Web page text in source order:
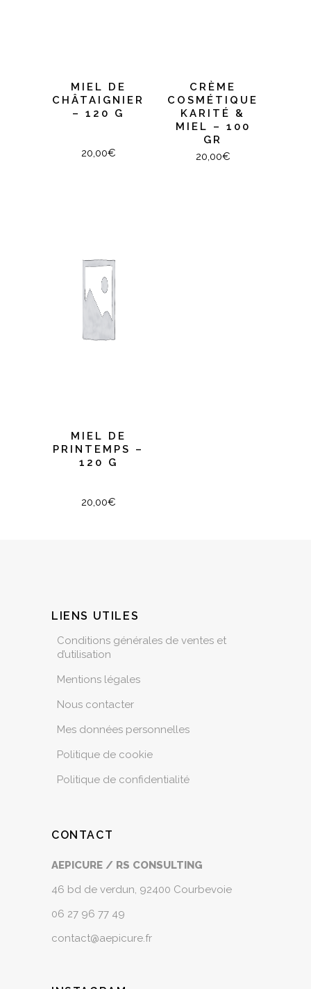
MIEL DE
CHÂTAIGNIER
– 120 G
20,00€
CRÈME
COSMÉTIQUE
KARITÉ &
MIEL – 100
GR
20,00€
AJOUTER AU PANIER
MIEL DE
PRINTEMPS –
120 G
20,00€
LIENS UTILES
Conditions générales de ventes et
d’utilisation
Mentions légales
Nous contacter
Mes données personnelles
Politique de cookie
Politique de confidentialité
CONTACT
AEPICURE / RS CONSULTING
46 bd de verdun, 92400 Courbevoie
06 27 96 77 49
contact@aepicure.fr